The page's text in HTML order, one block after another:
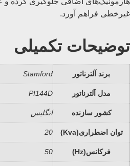
غیرخطی فراهم آورد.
توضیحات تکمیلی
برند آلترناتور Stamford
مدل آلترناتور PI144D
کشور سازنده انگلیس
توان اضطراری(Kva) 20
فرکانس(Hz) 50